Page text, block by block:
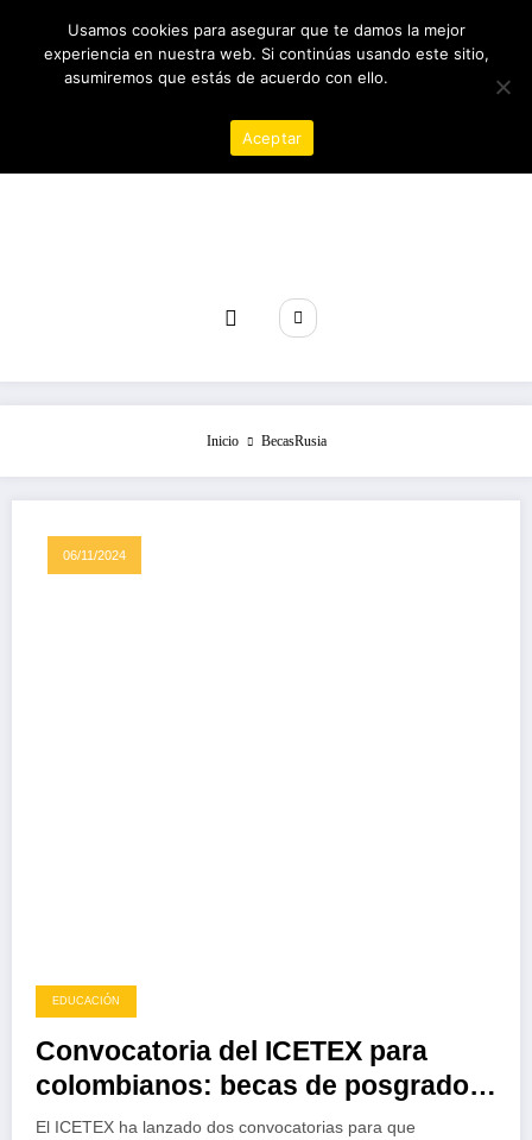
contenido
07/08/2026 2:36:06 AM
Inicio BecasRusia
06/11/2024
EDUCACIÓN
Convocatoria del ICETEX para
colombianos: becas de posgrado
en Rusia
El ICETEX ha lanzado dos convocatorias para que
Usamos cookies para asegurar que te damos la mejor
experiencia en nuestra web. Si continúas usando este sitio,
asumiremos que estás de acuerdo con ello.
Aceptar